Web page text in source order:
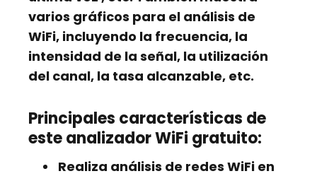
varios gráficos para el análisis de
WiFi, incluyendo la frecuencia, la
intensidad de la señal, la utilización
del canal, la tasa alcanzable, etc.
Principales características de
este analizador WiFi gratuito:
Realiza análisis de redes WiFi en